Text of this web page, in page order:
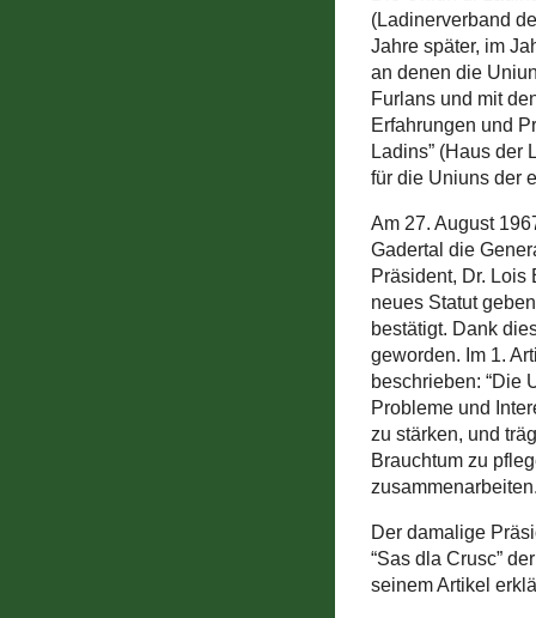
(Ladinerverband
Jahre später, im
an denen die
Furlans und mit
Erfahrungen und
Ladins” (Haus der
für die Uniuns der
Am 27. August
Gadertal die
Präsident, Dr.
neues Statut
bestätigt. Dank
geworden. Im 1.
beschrieben: “Die
Probleme und
zu stärken, und
Brauchtum zu
Der damalige
“Sas dla Crusc”
seinem Artikel